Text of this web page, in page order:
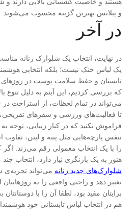
و پیلاتس بهترین گزینه محسوب می‌شوند.
در آخر
در نهایت، انتخاب یک شلوارک زنانه
یک لباس خنک نیست؛ بلکه انتخابی
تابستان و حفظ سلامت پوست در
که بررسی کردیم، این آیتم به دلیل تنوع
می‌تواند در تمام لحظات، از استراحت
تا فعالیت‌های ورزشی و سفرهای تفریحی،
فراموش نکنید که در کنار زیبایی، توجه
تنفس پارچه‌هایی مثل پنبه و لینن،
را با یک انتخاب معمولی رقم می‌زند. اگر
هنوز به یک بازنگری نیاز دارد، انتخاب
شلوارک‌های جدید زنانه می‌تواند تجربه‌ی
تغییر دهد و راحتی واقعی را به روزهایتان
برایتان مفید بود، لطفا آن را با دوستانتان
هم در انتخاب لباس تابستانی خود